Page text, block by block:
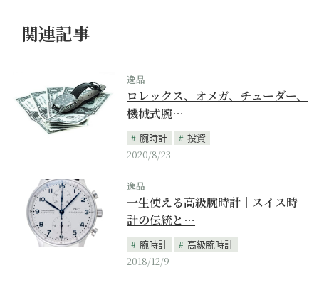
関連記事
逸品
ロレックス、オメガ、チューダー、
機械式腕…
腕時計
投資
2020/8/23
逸品
一生使える高級腕時計｜スイス時
計の伝統と…
腕時計
高級腕時計
2018/12/9